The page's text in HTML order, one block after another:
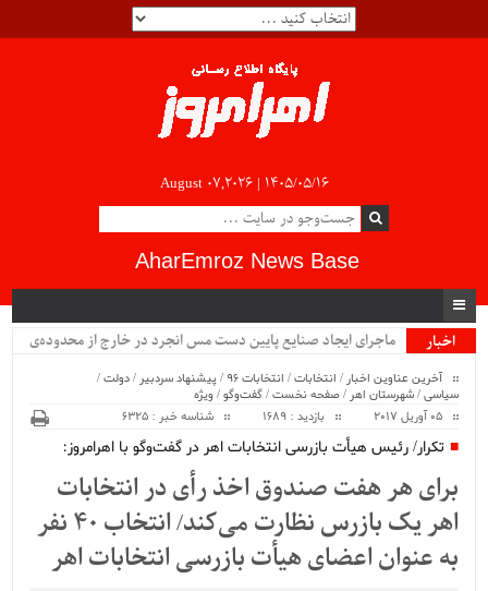
August 07,2026 | ۱۴۰۵/۰۵/۱۶
AharEmroz News Base
اخبار
ماجرای ایجاد صنایع پایین دست مس انجرد در خارج از محدوده‌ی
آخرین عناوین اخبار / انتخابات/ انتخابات 96 /پیشنهاد سردبیر /دولت/
سیاسی/شهرستان اهر /صفحه نخست/گفت‌وگو/ ویژه
05 آوریل 2017
بازدید : 1689 شناسه خبر : 6325
تکرار/ رئیس هیأت بازرسی انتخابات اهر در گفت‌وگو با اهرامروز:
برای هر هفت صندوق اخذ رأی در انتخابات
اهر یک بازرس نظارت می‌کند/ انتخاب 40 نفر
به عنوان اعضای هیأت بازرسی انتخابات اهر